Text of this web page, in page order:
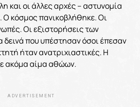
και οι άλλες αρχές – αστυνομία
Ο κόσμος πανικοβλήθηκε. Οι
Οι εξιστορήσεις των
δεινά που υπέστησαν όσοι έπεσαν
ήταν ανατριχιαστικές. Η
ακόμα αίμα αθώων.
ADVERTISEMENT